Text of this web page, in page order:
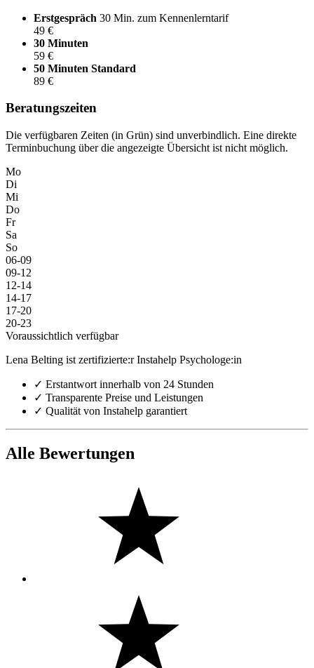
Erstgespräch 30 Min. zum Kennenlerntarif
49 €
30 Minuten
59 €
50 Minuten Standard
89 €
Beratungszeiten
Die verfügbaren Zeiten (in Grün) sind unverbindlich. Eine direkte
Terminbuchung über die angezeigte Übersicht ist nicht möglich.
Mo
Di
Mi
Do
Fr
Sa
So
06-09
09-12
12-14
14-17
17-20
20-23
Voraussichtlich verfügbar
Lena Belting ist zertifizierte:r Instahelp Psychologe:in
✓ Erstantwort innerhalb von 24 Stunden
✓ Transparente Preise und Leistungen
✓ Qualität von Instahelp garantiert
Alle Bewertungen